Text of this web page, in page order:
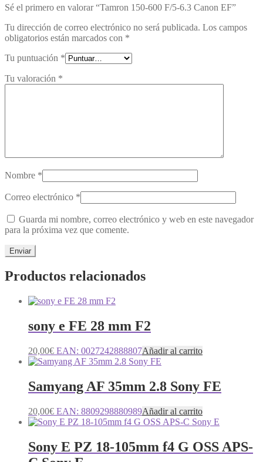
Sé el primero en valorar “Tamron 150-600 F/5-6.3 Canon EF”
Tu dirección de correo electrónico no será publicada. Los campos
obligatorios están marcados con *
Tu puntuación *
Tu valoración *
Nombre *
Correo electrónico *
Guarda mi nombre, correo electrónico y web en este navegador
para la próxima vez que comente.
Productos relacionados
sony e FE 28 mm F2
20,00€ EAN: 0027242888807Añadir al carrito
Samyang AF 35mm 2.8 Sony FE
20,00€ EAN: 8809298880989Añadir al carrito
Sony E PZ 18-105mm f4 G OSS APS-